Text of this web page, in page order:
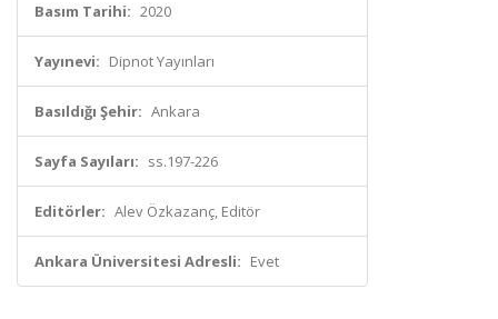
Basım Tarihi: 2020
Yayınevi: Dipnot Yayınları
Basıldığı Şehir: Ankara
Sayfa Sayıları: ss.197-226
Editörler: Alev Özkazanç, Editör
Ankara Üniversitesi Adresli: Evet